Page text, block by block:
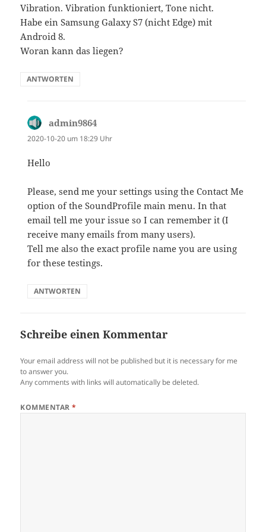
Vibration. Vibration funktioniert, Tone nicht.
Habe ein Samsung Galaxy S7 (nicht Edge) mit
Android 8.
Woran kann das liegen?
ANTWORTEN
admin9864
2020-10-20 um 18:29 Uhr
Hello
Please, send me your settings using the Contact Me
option of the SoundProfile main menu. In that
email tell me your issue so I can remember it (I
receive many emails from many users).
Tell me also the exact profile name you are using
for these testings.
ANTWORTEN
Schreibe einen Kommentar
Your email address will not be published but it is necessary for me
to answer you.
Any comments with links will automatically be deleted.
KOMMENTAR*